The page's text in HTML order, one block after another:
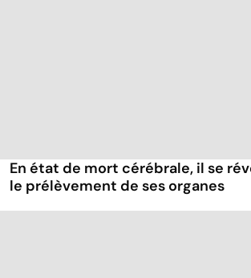
En état de mort cérébrale, il se
le prélèvement de ses organes